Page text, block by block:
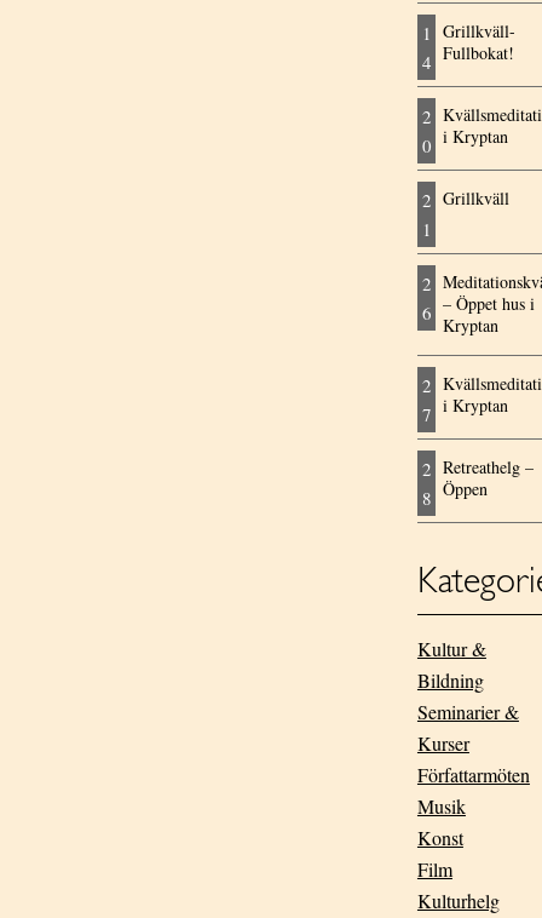
1
4
Grillkväll-
Fullbokat!
2
0 i Kryptan
2
1
Grillkväll
2
6 – Öppet hus i
Kryptan
2
7 i Kryptan
2
8
Retreathelg –
Öppen
Kultur &
Bildning
Seminarier &
Kurser
Författarmöten
Musik
Konst
Film
Kulturhelg